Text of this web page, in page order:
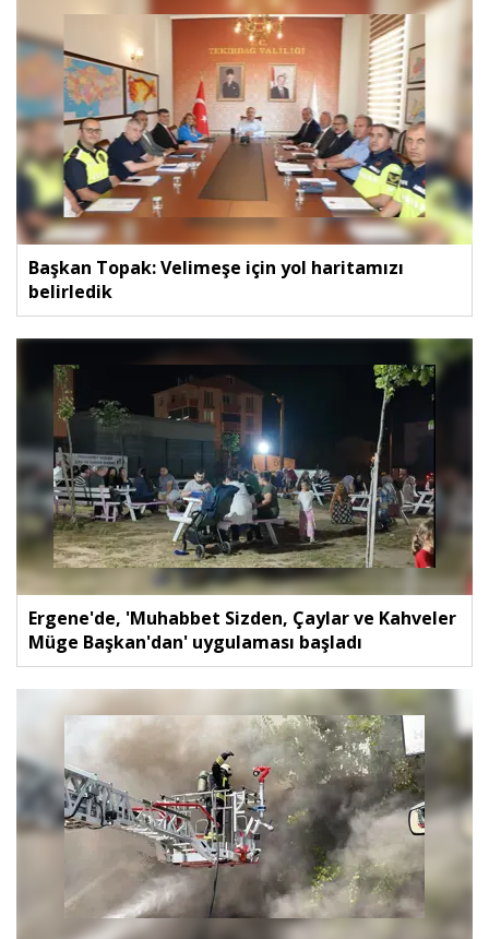
Başkan Topak: Velimeşe için yol haritamızı
belirledik
Ergene'de, 'Muhabbet Sizden, Çaylar ve Kahveler
Müge Başkan'dan' uygulaması başladı